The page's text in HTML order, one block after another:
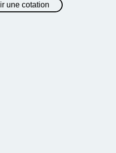
une cotation